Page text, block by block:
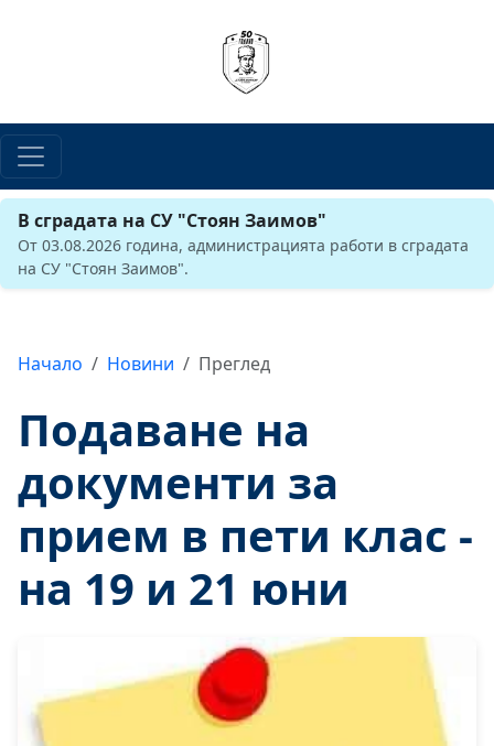
В сградата на СУ "Стоян Заимов"
От 03.08.2026 година, администрацията работи в сградата
на СУ "Стоян Заимов".
Начало Новини Преглед
Подаване на
документи за
прием в пети клас -
на 19 и 21 юни